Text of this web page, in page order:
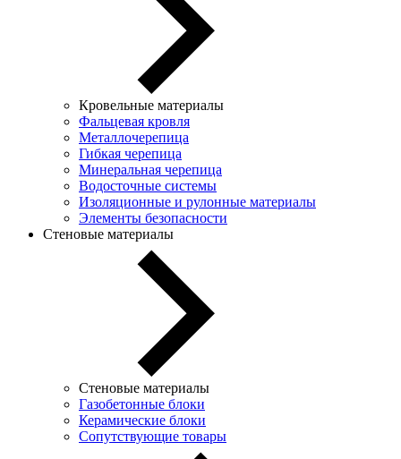
Кровельные материалы
Фальцевая кровля
Металлочерепица
Гибкая черепица
Минеральная черепица
Водосточные системы
Изоляционные и рулонные материалы
Элементы безопасности
Стеновые материалы
Стеновые материалы
Газобетонные блоки
Керамические блоки
Сопутствующие товары